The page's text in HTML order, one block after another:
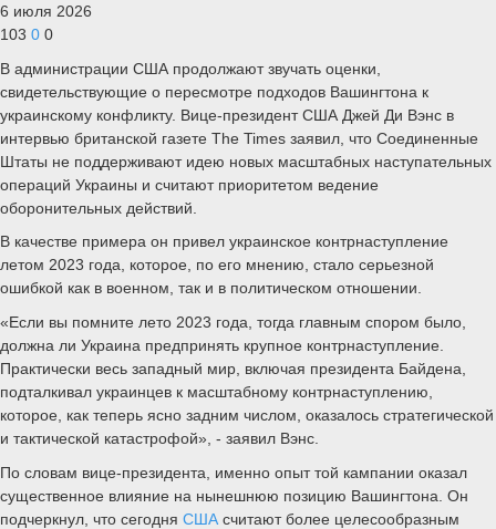
6 июля 2026
103 0 0
В администрации США продолжают звучать оценки,
свидетельствующие о пересмотре подходов Вашингтона к
украинскому конфликту. Вице-президент США Джей Ди Вэнс в
интервью британской газете The Times заявил, что Соединенные
Штаты не поддерживают идею новых масштабных наступательных
операций Украины и считают приоритетом ведение
оборонительных действий.
В качестве примера он привел украинское контрнаступление
летом 2023 года, которое, по его мнению, стало серьезной
ошибкой как в военном, так и в политическом отношении.
«Если вы помните лето 2023 года, тогда главным спором было,
должна ли Украина предпринять крупное контрнаступление.
Практически весь западный мир, включая президента Байдена,
подталкивал украинцев к масштабному контрнаступлению,
которое, как теперь ясно задним числом, оказалось стратегической
и тактической катастрофой», - заявил Вэнс.
По словам вице-президента, именно опыт той кампании оказал
существенное влияние на нынешнюю позицию Вашингтона. Он
подчеркнул, что сегодня США считают более целесообразным